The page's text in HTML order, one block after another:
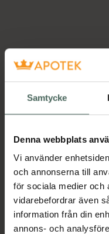
Samtycke
Denna webbplats
Vi använder
och annonserna till
för sociala medier och
vidarebefordrar även
information från din
annons- och